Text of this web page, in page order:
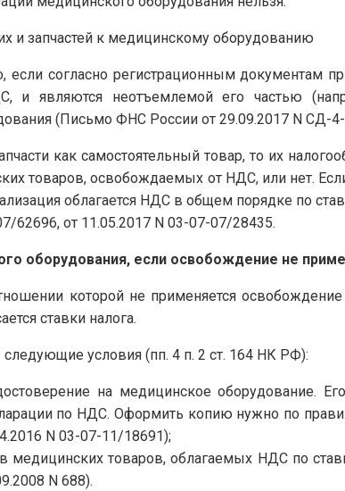
и запчастей к медицинскому оборудованию
согласно регистрационным документам
и являются неотъемлемой его частью
(Письмо ФНС России от 29.09.2017 N СД-
как самостоятельный товар, то их
товаров, освобождаемых от НДС, или нет.
облагается НДС в общем порядке по
62696, от 11.05.2017 N 03-07-07/28435.
оборудования, если освобождение не
которой не применяется
ставки налога.
условия (пп. 4 п. 2 ст. 164 НК РФ):
на медицинское оборудование.
по НДС. Оформить копию нужно по
N 03-07-11/18691);
товаров, облагаемых НДС по
N 688).